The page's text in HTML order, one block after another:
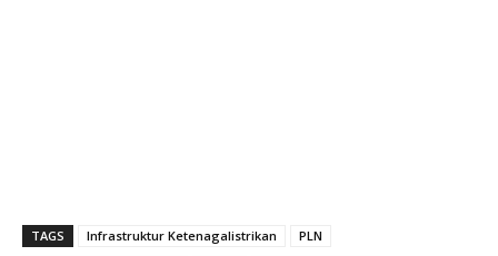
TAGS Infrastruktur Ketenagalistrikan
PLN